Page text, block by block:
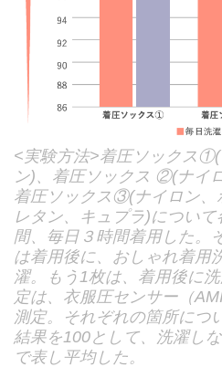
<実験方法>着圧ソックス
ン)、着圧ソックス ②(ナイ
着圧ソックス③(ナイロン、
レタン、キュプラ)につい
間、毎日３時間着用した。
は着用後に、おしゃれ着用
濯。もう1枚は、着用後に
定は、衣服圧センサー（
測定。それぞれの箇所につ
結果を100として、洗濯し
で表し平均した。